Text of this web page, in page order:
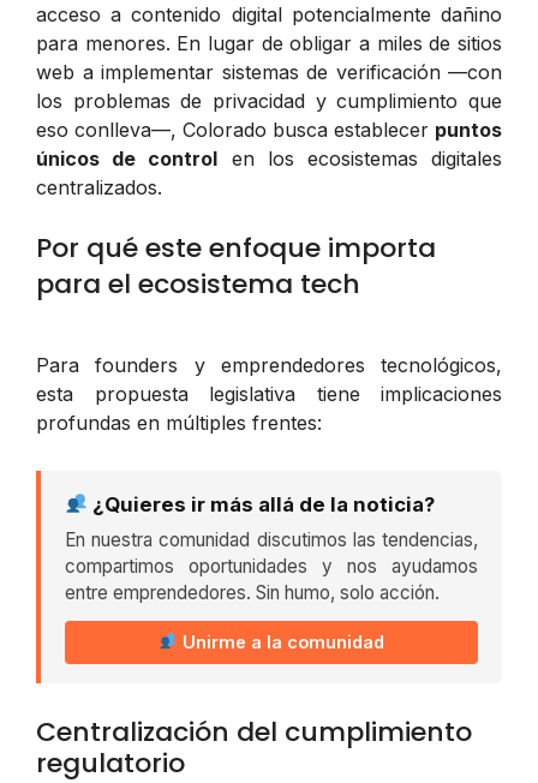
acceso a contenido digital potencialmente dañino
para menores. En lugar de obligar a miles de sitios
web a implementar sistemas de verificación —con
los problemas de privacidad y cumplimiento que
eso conlleva—, Colorado busca establecer puntos
únicos de control en los ecosistemas digitales
centralizados.
Por qué este enfoque importa
para el ecosistema tech
Para founders y emprendedores tecnológicos,
esta propuesta legislativa tiene implicaciones
profundas en múltiples frentes:
¿Quieres ir más allá de la noticia?
En nuestra comunidad discutimos las tendencias,
compartimos oportunidades y nos ayudamos
entre emprendedores. Sin humo, solo acción.
Unirme a la comunidad
Centralización del cumplimiento
regulatorio